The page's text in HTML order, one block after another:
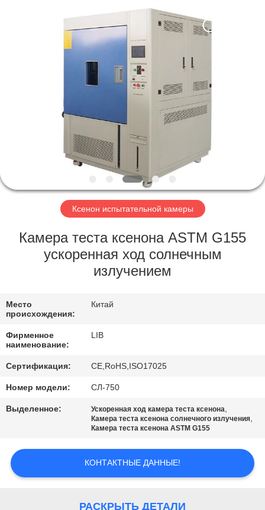
ПРОДУКТЫ
ПУТЕШЕСТВИЕ
ФАБРИКИ
ПРОВЕРКА
СВЯЖИТЕСЬ
МЫ
НОВОСТИ
СПРОСИТЕ
КАРТА
САЙТА
Ксенон испытательной камеры
Камера теста ксенона ASTM G155
ускоренная ход солнечным
излучением
Место
происхождения:
Китай
Фирменное
наименование:
LIB
Сертификация: CE,RoHS,ISO17025
Номер модели: СЛ-750
Выделенное: Ускоренная ход камера теста ксенона,
Камера теста ксенона солнечного излучения,
Камера теста ксенона ASTM G155
КОНТАКТНЫЕ ДАННЫЕ!
РАСКРЫТЬ ДЕТАЛИ